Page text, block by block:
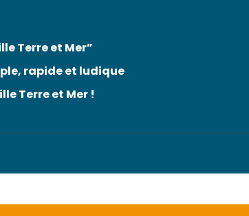
Terre et Mer”
rapide et ludique
Terre et Mer !